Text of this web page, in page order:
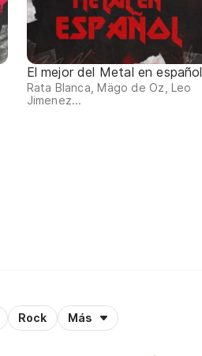
El mejor del Metal en español
Rata Blanca, Mägo de Oz, Leo
Jimenez...
Rock Más